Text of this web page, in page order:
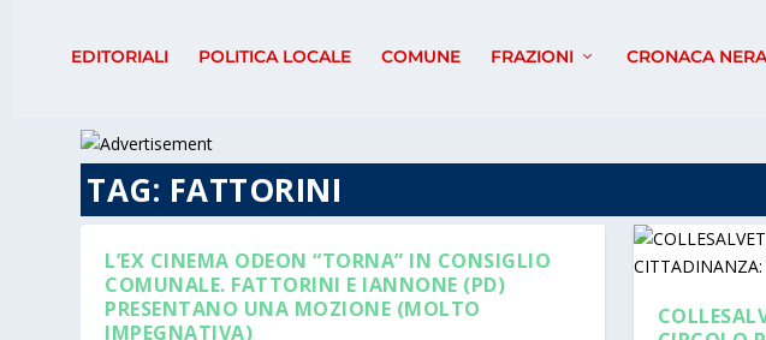
EDITORIALI POLITICA LOCALE COMUNE FRAZIONI CRONACA NERA
TAG: FATTORINI
L’EX CINEMA ODEON “TORNA” IN CONSIGLIO
COMUNALE. FATTORINI E IANNONE (PD)
PRESENTANO UNA MOZIONE (MOLTO
IMPEGNATIVA)